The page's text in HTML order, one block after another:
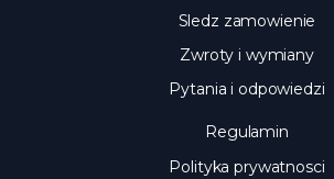
Sledz zamowienie
Zwroty i wymiany
Pytania i odpowiedzi
Regulamin
Polityka prywatnosci